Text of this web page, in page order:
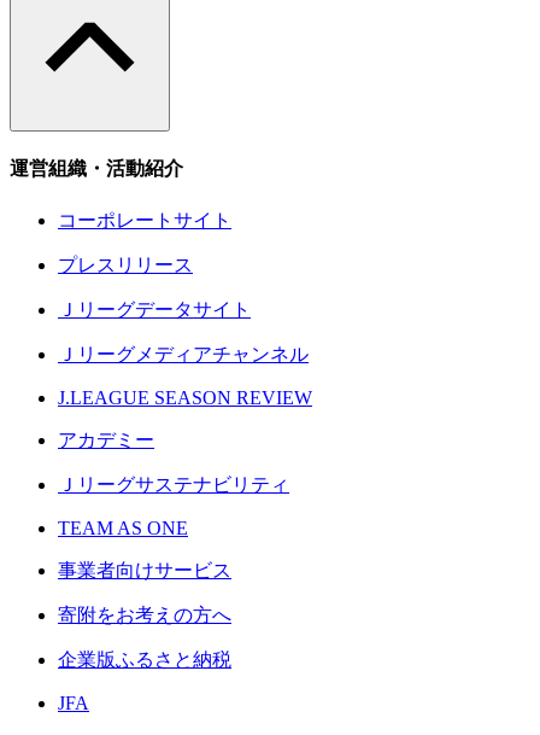
運営組織・活動紹介
コーポレートサイト
プレスリリース
Ｊリーグデータサイト
Ｊリーグメディアチャンネル
J.LEAGUE SEASON REVIEW
アカデミー
Ｊリーグサステナビリティ
TEAM AS ONE
事業者向けサービス
寄附をお考えの方へ
企業版ふるさと納税
JFA